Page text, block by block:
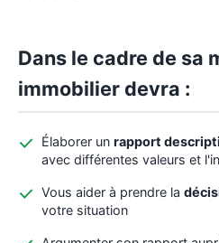
Dans le cadre de sa
immobilier devra :
Élaborer un rapport
avec différentes valeurs et
Vous aider à prendre la
votre situation